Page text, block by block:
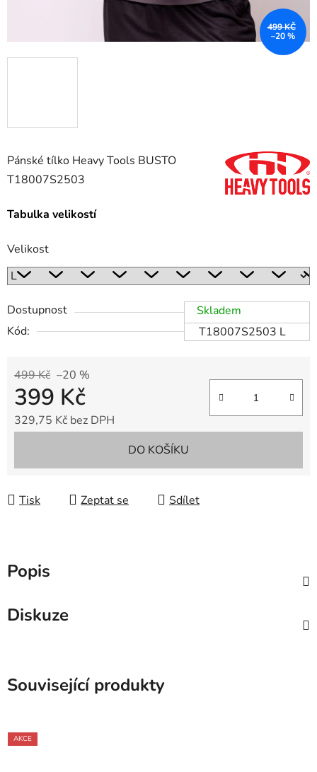
Pánské tílko Heavy Tools BUSTO
T18007S2503
Tabulka velikostí
Velikost
Dostupnost
Skladem
Kód:
T18007S2503 L
499 Kč –20 %
399 Kč
329,75 Kč bez DPH
DO KOŠÍKU
Tisk Zeptat se Sdílet
499 KČ
–20 %
Popis
Diskuze
Související produkty
AKCE